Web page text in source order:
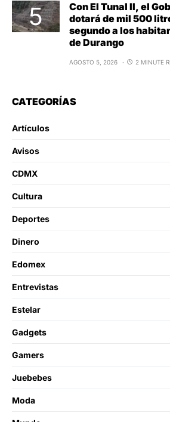
Con El Tunal II, el
dotará de mil 500
segundo a los
de Durango
AGOSTO 5, 2026 2 MINUTE
CATEGORÍAS
Artículos
Avisos
CDMX
Cultura
Deportes
Dinero
Edomex
Entrevistas
Estelar
Gadgets
Gamers
Juebebes
Moda